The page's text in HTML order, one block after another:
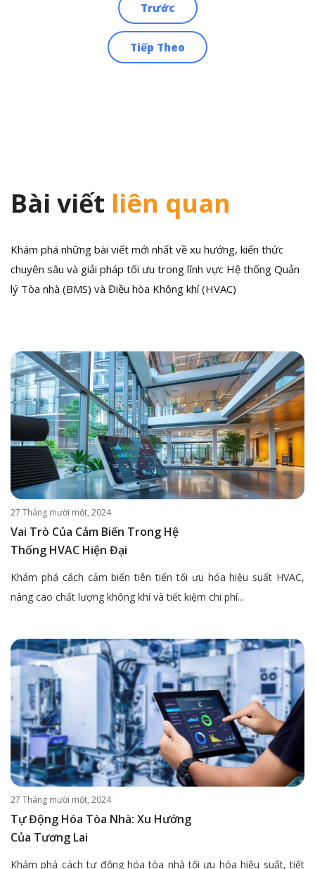
Trước
Tiếp Theo
Bài viết liên quan
Khám phá những bài viết mới nhất về xu hướng, kiến thức
chuyên sâu và giải pháp tối ưu trong lĩnh vực Hệ thống Quản
lý Tòa nhà (BMS) và Điều hòa Không khí (HVAC)
27 Tháng mười một, 2024
Vai Trò Của Cảm Biến Trong Hệ
Thống HVAC Hiện Đại
Khám phá cách cảm biến tiên tiến tối ưu hóa hiệu suất HVAC,
nâng cao chất lượng không khí và tiết kiệm chi phí...
27 Tháng mười một, 2024
Tự Động Hóa Tòa Nhà: Xu Hướng
Của Tương Lai
Khám phá cách tự động hóa tòa nhà tối ưu hóa hiệu suất, tiết